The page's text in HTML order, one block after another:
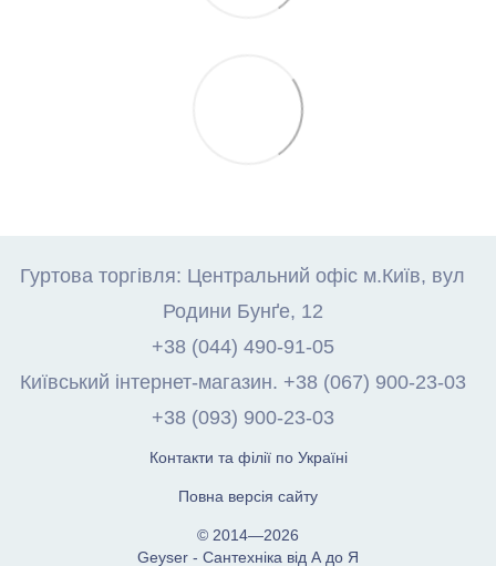
Гуртова торгівля: Центральний офіс м.Київ, вул
Родини Бунґе, 12
+38 (044) 490-91-05
Київський інтернет-магазин. +38 (067) 900-23-03
+38 (093) 900-23-03
Контакти та філії по Україні
Повна версія сайту
© 2014—2026
Geyser - Сантехніка від А до Я